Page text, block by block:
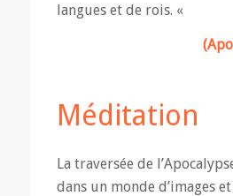
langues et de rois. «
Méditation
La traversée de
dans un monde d’images